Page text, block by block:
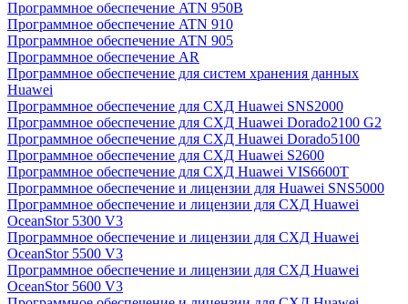
Программное обеспечение ATN 950B
Программное обеспечение ATN 910
Программное обеспечение ATN 905
Программное обеспечение AR
Программное обеспечение для систем хранения данных
Huawei
Программное обеспечение для СХД Huawei SNS2000
Программное обеспечение для СХД Huawei Dorado2100 G2
Программное обеспечение для СХД Huawei Dorado5100
Программное обеспечение для СХД Huawei S2600
Программное обеспечение для СХД Huawei VIS6600T
Программное обеспечение и лицензии для Huawei SNS5000
Программное обеспечение и лицензии для СХД Huawei
OceanStor 5300 V3
Программное обеспечение и лицензии для СХД Huawei
OceanStor 5500 V3
Программное обеспечение и лицензии для СХД Huawei
OceanStor 5600 V3